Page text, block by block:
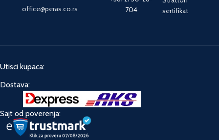
office@peras.co.rs
704
sertifikat
Utisci kupaca:
Dostava:
Sajt od poverenja: